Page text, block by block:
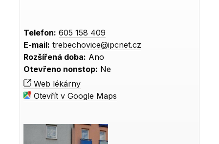
Telefon: 605 158 409
E-mail: trebechovice@ipcnet.cz
Rozšířená doba: Ano
Otevřeno nonstop: Ne
Web lékárny
Otevřít v Google Maps